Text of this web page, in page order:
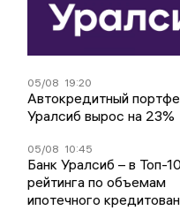
05/08 19:20
Автокредитный
Уралсиб вырос на 23%
05/08 10:45
Банк Уралсиб – в Топ-10
рейтинга по объемам
ипотечного